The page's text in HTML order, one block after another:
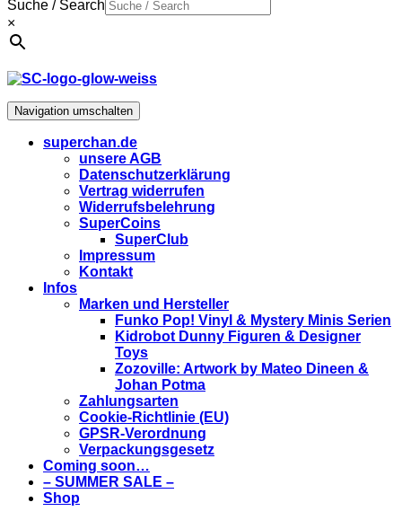
Suche / Search
×
Navigation umschalten
superchan.de
unsere AGB
Datenschutzerklärung
Vertrag widerrufen
Widerrufsbelehrung
SuperCoins
SuperClub
Impressum
Kontakt
Infos
Marken und Hersteller
Funko Pop! Vinyl & Mystery Minis Serien
Kidrobot Dunny Figuren & Designer
Toys
Zozoville: Artwork by Mateo Dineen &
Johan Potma
Zahlungsarten
Cookie-Richtlinie (EU)
GPSR-Verordnung
Verpackungsgesetz
Coming soon…
– SUMMER SALE –
Shop